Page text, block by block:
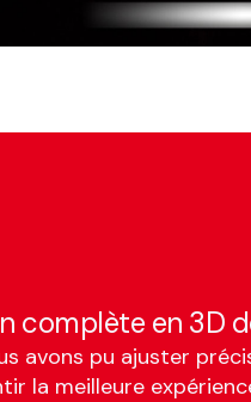
complète en 3D
avons pu ajuster
la meilleure